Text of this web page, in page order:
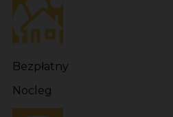
Bezpłatny
Nocleg